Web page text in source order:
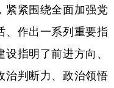
紧紧围绕全面加强党
、作出一系列重要指
指明了前进方向、
治判断力、政治领悟